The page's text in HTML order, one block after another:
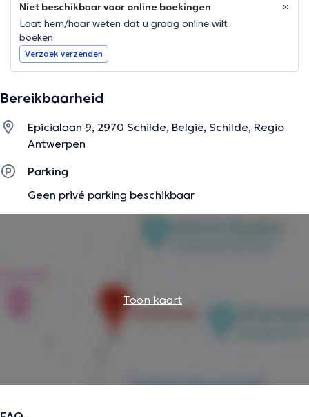
Niet beschikbaar voor online boekingen
Laat hem/haar weten dat u graag online wilt
boeken
Verzoek verzenden
Bereikbaarheid
Epicialaan 9, 2970 Schilde, België, Schilde, Regio
Antwerpen
Parking
Geen privé parking beschikbaar
Toon kaart